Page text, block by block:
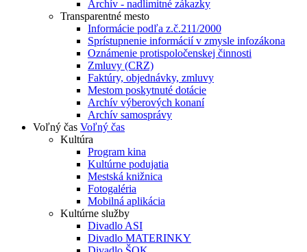
Archív - nadlimitné zákazky
Transparentné mesto
Informácie podľa z.č.211/2000
Sprístupnenie informácií v zmysle infozákona
Oznámenie protispoločenskej činnosti
Zmluvy (CRZ)
Faktúry, objednávky, zmluvy
Mestom poskytnuté dotácie
Archív výberových konaní
Archív samosprávy
Voľný čas Voľný čas
Kultúra
Program kina
Kultúrne podujatia
Mestská knižnica
Fotogaléria
Mobilná aplikácia
Kultúrne služby
Divadlo ASI
Divadlo MATERINKY